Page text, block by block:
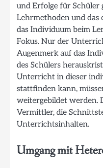
und Erfolge für
Lehrmethoden und das
das Individuum beim
Fokus. Nur der
Augenmerk auf das
des Schülers
Unterricht in dieser
stattfinden kann,
weitergebildet werden.
Vermittler, die
Unterrichtsinhalten.
Umgang mit